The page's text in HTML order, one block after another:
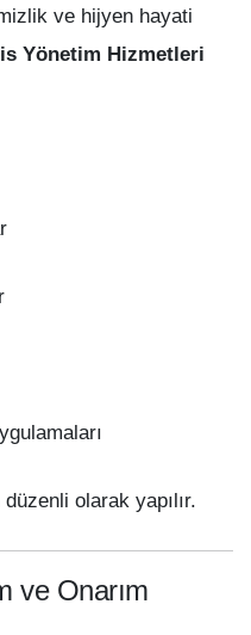
ve hijyen hayati
Yönetim Hizmetleri
olarak yapılır.
ve Onarım